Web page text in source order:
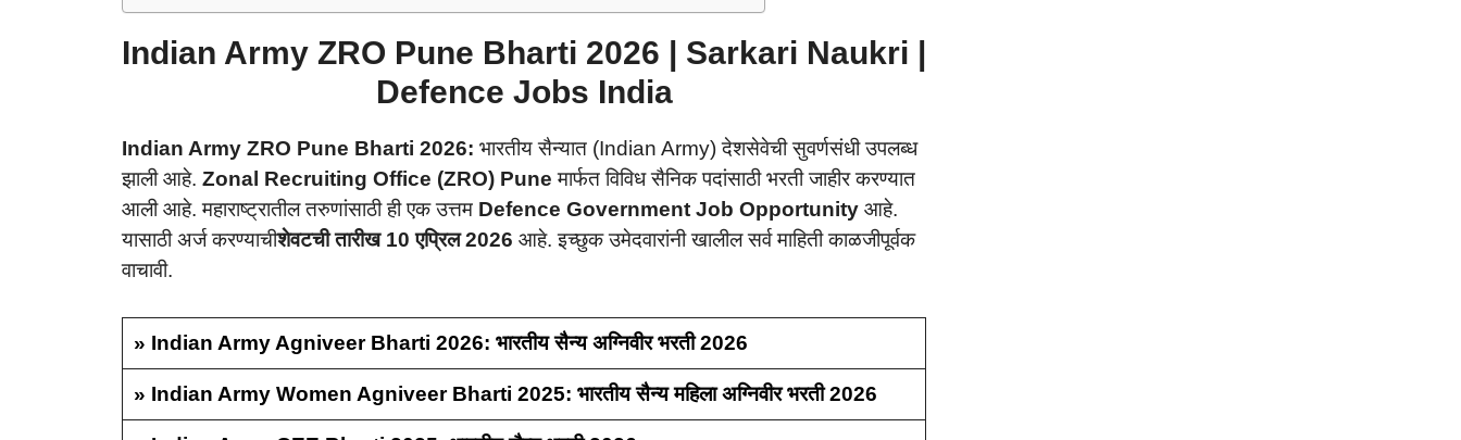
Indian Army ZRO Pune Bharti 2026 | Sarkari Naukri |
Defence Jobs India
Indian Army ZRO Pune Bharti 2026: भारतीय सैन्यात (Indian Army) देशसेवेची सुवर्णसंधी उपलब्ध
झाली आहे. Zonal Recruiting Office (ZRO) Pune मार्फत विविध सैनिक पदांसाठी भरती जाहीर करण्यात
आली आहे. महाराष्ट्रातील तरुणांसाठी ही एक उत्तम Defence Government Job Opportunity आहे.
यासाठी अर्ज करण्याचीशेवटची तारीख 10 एप्रिल 2026 आहे. इच्छुक उमेदवारांनी खालील सर्व माहिती काळजीपूर्वक
वाचावी.
» Indian Army Agniveer Bharti 2026: भारतीय सैन्य अग्निवीर भरती 2026
» Indian Army Women Agniveer Bharti 2025: भारतीय सैन्य महिला अग्निवीर भरती 2026